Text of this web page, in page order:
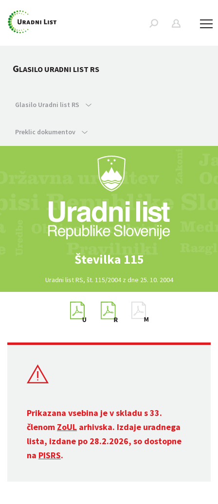
GLASILO URADNI LIST RS
Glasilo Uradni list RS
Preklic dokumentov
Številka 115
Uradni list RS, št. 115/2004 z dne 25. 10. 2004
Prikazana vsebina je v skladu s 33.
členom ZoUL arhivska. Izdaje uradnega
lista, izdane po 28.2.2026, so dostopne
na PISRS.